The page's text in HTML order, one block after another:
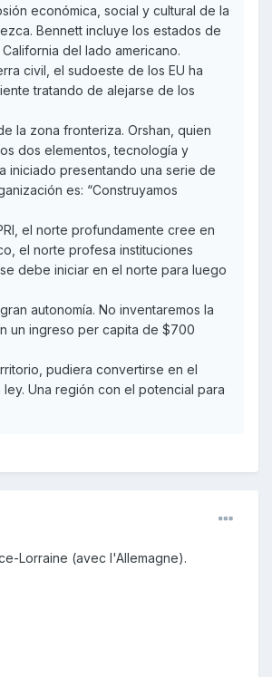
económica, social y cultural de la
Bennett incluye los estados de
del lado americano.
civil, el sudoeste de los EU ha
tratando de alejarse de los
la zona fronteriza. Orshan, quien
dos elementos, tecnología y
iniciado presentando una serie de
es: “Construyamos
el norte profundamente cree en
el norte profesa instituciones
debe iniciar en el norte para luego
autonomía. No inventaremos la
un ingreso per capita de $700
pudiera convertirse en el
Una región con el potencial para
Lorraine (avec l'Allemagne).